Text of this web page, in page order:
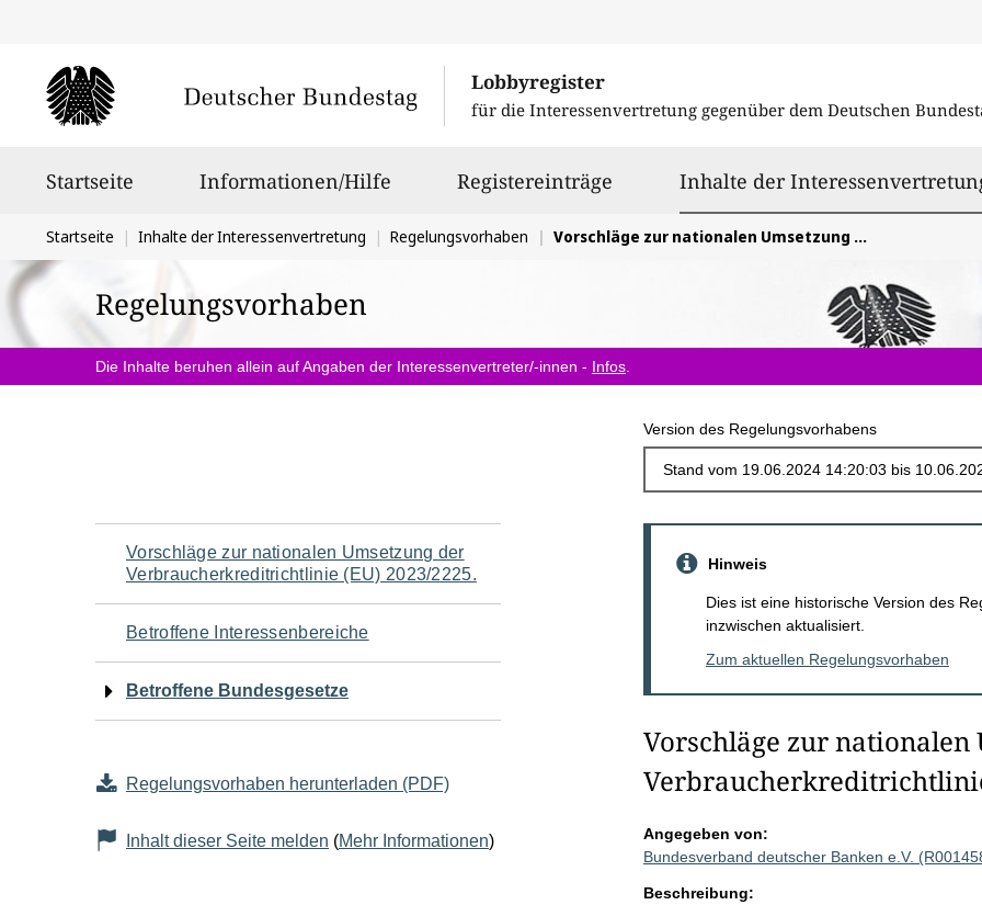
Lobbyregister
für die Interessenvertretung gegenüber dem Deutschen
Startseite Informationen/Hilfe Registereinträge Inhalte der
Sie
befinden
sich
hier:
Startseite Inhalte der Interessenvertretung Regelungsvorhaben Vorschläge zur nationalen Umsetzung der Verbraucherkreditrichtlinie (EU) 2023/2225.
Regelungsvorhaben
Die Inhalte beruhen allein auf Angaben der Interessenvertreter/-innen - Infos
Version des Regelungsvorhabens
Navigation
für
den
Seiteninhalt
Vorschläge zur nationalen Umsetzung der
Verbraucherkreditrichtlinie (EU) 2023/2225.
Betroffene Interessenbereiche
Betroffene Bundesgesetze
Regelungsvorhaben herunterladen (PDF)
Inhalt dieser Seite melden (Mehr Informationen)
Hinweis
Dies ist eine historische Version des
inzwischen aktualisiert.
Zum aktuellen Regelungsvorhaben
Vorschläge zur nationalen
Angegeben von:
Bundesverband deutscher Banken e.V.
Beschreibung: